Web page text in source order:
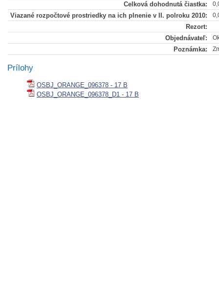
Celková dohodnutá čiastka:
Viazané rozpočtové prostriedky na ich plnenie v II. polroku 2010:
Rezort:
Objednávateľ:
Poznámka:
Prílohy
OSBJ_ORANGE_096378 - 17 B
OSBJ_ORANGE_096378_D1 - 17 B